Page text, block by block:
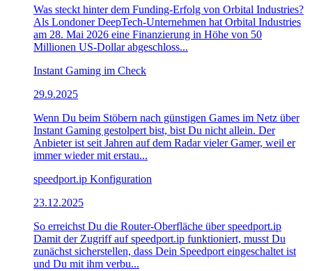
Was steckt hinter dem Funding-Erfolg von Orbital Industries?
Als Londoner DeepTech-Unternehmen hat Orbital Industries
am 28. Mai 2026 eine Finanzierung in Höhe von 50
Millionen US-Dollar abgeschloss...
Instant Gaming im Check
29.9.2025
Wenn Du beim Stöbern nach günstigen Games im Netz über
Instant Gaming gestolpert bist, bist Du nicht allein. Der
Anbieter ist seit Jahren auf dem Radar vieler Gamer, weil er
immer wieder mit erstau...
speedport.ip Konfiguration
23.12.2025
So erreichst Du die Router-Oberfläche über speedport.ip
Damit der Zugriff auf speedport.ip funktioniert, musst Du
zunächst sicherstellen, dass Dein Speedport eingeschaltet ist
und Du mit ihm verbu...